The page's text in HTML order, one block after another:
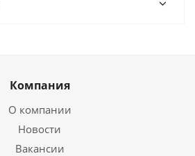
Компания
О компании
Новости
Вакансии